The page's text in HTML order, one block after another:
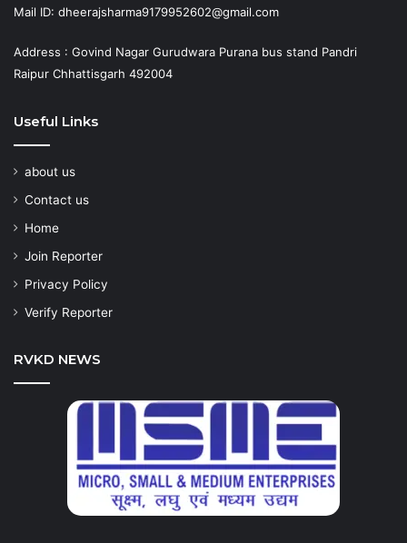
Mail ID: dheerajsharma9179952602@gmail.com
Address : Govind Nagar Gurudwara Purana bus stand Pandri
Raipur Chhattisgarh 492004
Useful Links
about us
Contact us
Home
Join Reporter
Privacy Policy
Verify Reporter
RVKD NEWS